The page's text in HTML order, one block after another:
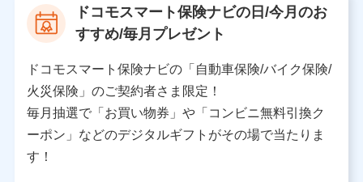
当社又は株式会社NTTドコモが提供する保険関連サービ
スにおけるユーザ登録受付および管理のため
を受けている保険会社・提携会社の保険その他に関する
情報を提供するため、また維持管理等の委託業務遂行の
ため、またそれらに付帯、関連する当社、株式会社NTT
ドコモおよび提携会社のサービスを案内、提供するため
（各サービスで取得したサービス利用履歴、ウェブサイ
トの閲覧履歴、購買履歴、ご契約内容等のパーソナルデ
ータを分析して、お客さまの趣味・嗜好・傾向に応じた
ドコモスマート保険ナビの日/今月のお
すすめ/毎月プレゼント
ドコモスマート保険ナビの「自動車保険/バイク保険/
火災保険」のご契約者さま限定！
毎月抽選で「お買い物券」や「コンビニ無料引換ク
ーポン」などのデジタルギフトがその場で当たりま
す！